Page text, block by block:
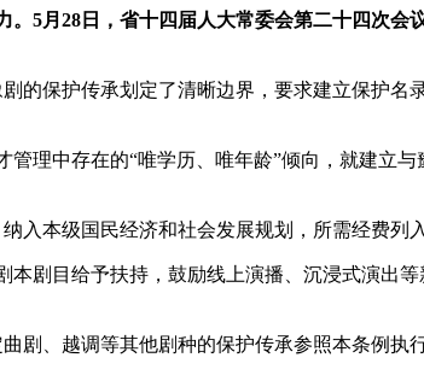
5月28日，省十四届人大常委会第二十四次
保护传承划定了清晰边界，要求建立保护名
管理中存在的“唯学历、唯年龄”倾向，就建立
本级国民经济和社会发展规划，所需经费列
本剧目给予扶持，鼓励线上演播、沉浸式演出
、越调等其他剧种的保护传承参照本条例执行